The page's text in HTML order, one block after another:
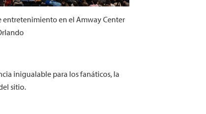
entretenimiento en el Amway Center
inigualable para los fanáticos, la
sitio.